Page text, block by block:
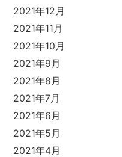
2021年12月
2021年11月
2021年10月
2021年9月
2021年8月
2021年7月
2021年6月
2021年5月
2021年4月